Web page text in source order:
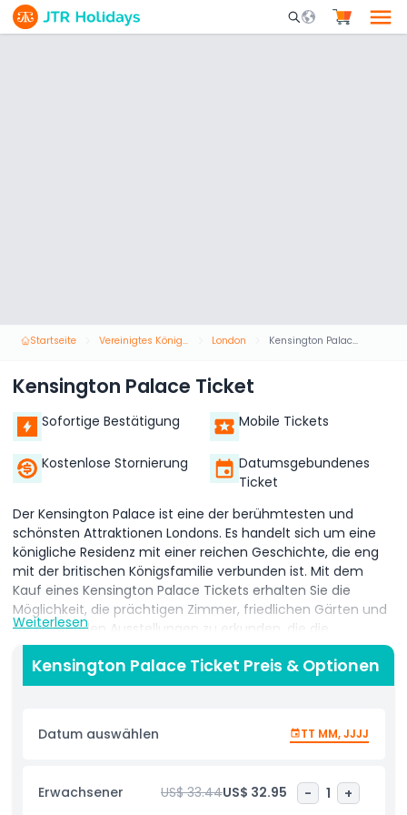
Mobile Search
Startseite Vereinigtes Königreich London Kensington Palace Ticket
Kensington Palace Ticket
Sofortige Bestätigung Mobile Tickets
Kostenlose Stornierung
Datumsgebundenes
Ticket
Der Kensington Palace ist eine der berühmtesten und
schönsten Attraktionen Londons. Es handelt sich um eine
königliche Residenz mit einer reichen Geschichte, die eng
mit der britischen Königsfamilie verbunden ist. Mit dem
Kauf eines Kensington Palace Tickets erhalten Sie die
Möglichkeit, die prächtigen Zimmer, friedlichen Gärten und
faszinierenden Ausstellungen zu erkunden, die die
bemerkenswerte Geschichte der Monarchie erzählen.
Das Ticket beinhaltet den Eintritt sowohl in das elegante
Geschichte und erfahren mehr über das Leben ikonischer
anderer Mitglieder der königlichen Familie. Die
Ausstellungen im Palast zeigen oft persönliche
Weiterlesen
Kensington Palace Ticket Preis & Optionen
Datum auswählen TT MM, JJJJ
Erwachsener US$ 33.44US$ 32.95 - 1 +